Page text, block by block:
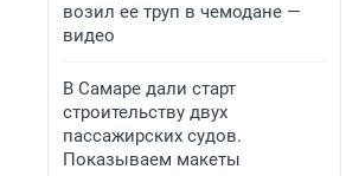
возил ее труп в чемодане —
видео
В Самаре дали старт
строительству двух
пассажирских судов.
Показываем макеты